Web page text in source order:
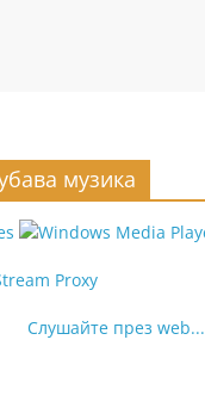
музика
Слушайте през web...